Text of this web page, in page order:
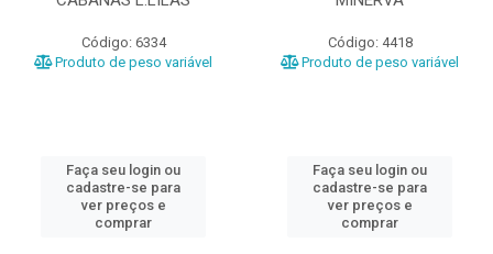
Código: 6334
Produto de peso variável
Faça seu login ou
cadastre-se para
ver preços e
comprar
Código: 4418
Produto de peso variável
Faça seu login ou
cadastre-se para
ver preços e
comprar